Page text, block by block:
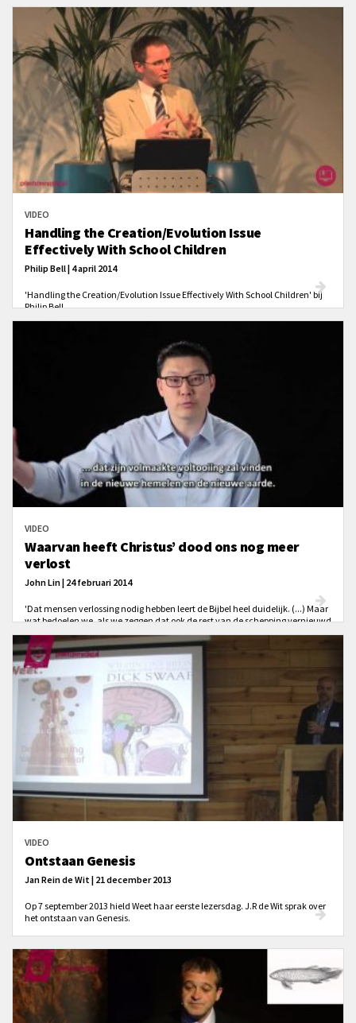
VIDEO
Handling the Creation/Evolution Issue
Effectively With School Children
Philip Bell | 4 april 2014
'Handling the Creation/Evolution Issue Effectively With School Children' bij
Philip Bell
VIDEO
Waarvan heeft Christus’ dood ons nog meer
verlost
John Lin | 24 februari 2014
'Dat mensen verlossing nodig hebben leert de Bijbel heel duidelijk. (...) Maar
wat bedoelen we, als we zeggen dat ook de rest van de schepping vernieuwd
VIDEO
Ontstaan Genesis
Jan Rein de Wit | 21 december 2013
Op 7 september 2013 hield Weet haar eerste lezersdag. J.R de Wit sprak over
het ontstaan van Genesis.